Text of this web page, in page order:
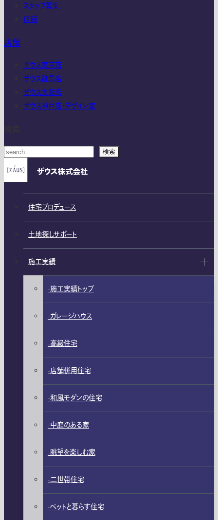
スタッフ募集
店舗
店舗
ザウス東京店
ザウス群馬店
ザウス大阪店
ザウス神戸店・デザイン室
検索
住宅プロデュース
土地探しサポート
施工実績
施工実績トップ
ガレージハウス
高級住宅
店舗併用住宅
和風モダンの住宅
中庭のある家
眺望を楽しむ家
二世帯住宅
ペットと暮らす住宅